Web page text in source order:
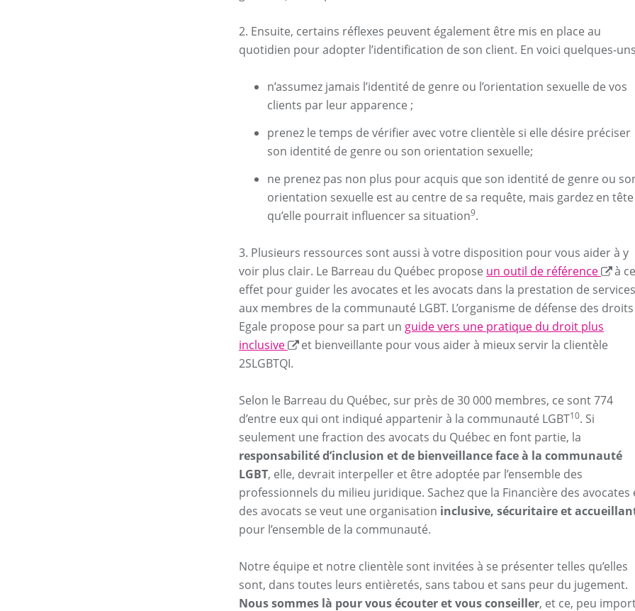
2. Ensuite, certains réflexes peuvent également être mis en place au
quotidien pour adopter l’identification de son client. En voici quelques-
n’assumez jamais l’identité de genre ou l’orientation sexuelle de vos
clients par leur apparence ;
prenez le temps de vérifier avec votre clientèle si elle désire préciser
son identité de genre ou son orientation sexuelle;
ne prenez pas non plus pour acquis que son identité de genre ou
orientation sexuelle est au centre de sa requête, mais gardez en tête
qu’elle pourrait influencer sa situation9.
3. Plusieurs ressources sont aussi à votre disposition pour vous aider à y
voir plus clair. Le Barreau du Québec propose un outil de référence
à
effet pour guider les avocates et les avocats dans la prestation de services
aux membres de la communauté LGBT. L’organisme de défense des droits
Egale propose pour sa part un guide vers une pratique du droit plus
inclusive
et bienveillante pour vous aider à mieux servir la clientèle
2SLGBTQI.
Selon le Barreau du Québec, sur près de 30 000 membres, ce sont 774
d’entre eux qui ont indiqué appartenir à la communauté LGBT10. Si
seulement une fraction des avocats du Québec en font partie, la
responsabilité d’inclusion et de bienveillance face à la communauté
LGBT, elle, devrait interpeller et être adoptée par l’ensemble des
professionnels du milieu juridique. Sachez que la Financière des avocates
des avocats se veut une organisation inclusive, sécuritaire et
pour l’ensemble de la communauté.
Notre équipe et notre clientèle sont invitées à se présenter telles qu’elles
sont, dans toutes leurs entièretés, sans tabou et sans peur du jugement.
Nous sommes là pour vous écouter et vous conseiller, et ce, peu